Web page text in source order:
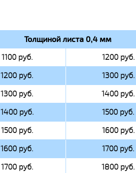
Толщиной листа 0,4 мм
1100 руб.
1200 руб.
1200 руб.
1300 руб.
1300 руб.
1400 руб.
1400 руб.
1500 руб.
1500 руб.
1600 руб.
1600 руб.
1700 руб.
1700 руб.
1800 руб.